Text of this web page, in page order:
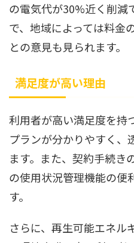
の電気代が30%近く削減
で、地域によっては料金
との意見も見られます。
満足度が高い理由
利用者が高い満足度を持
プランが分かりやすく、
ます。また、契約手続き
の使用状況管理機能の便
す。
さらに、再生可能エネル